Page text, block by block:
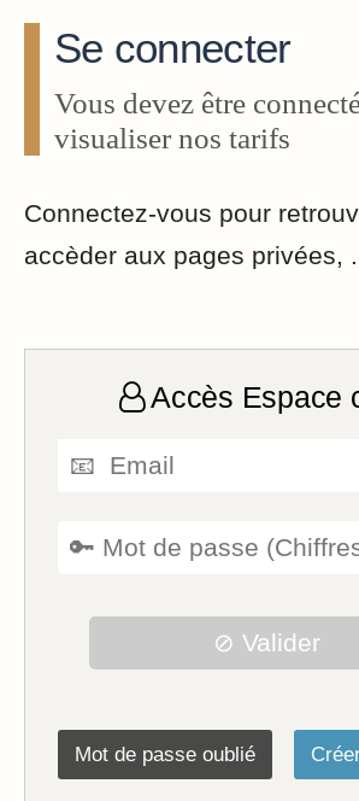
Se connecter
Vous devez être
visualiser nos tarifs
Connectez-vous pour
accèder aux pages privées,
Accès Espace
Mot de passe oublié